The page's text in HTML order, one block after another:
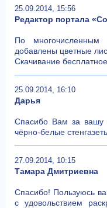
25.09.2014, 15:56
Редактор портала
По многочисленным
добавлены цветные
Скачивание
25.09.2014, 16:10
Дарья
Спасибо Вам за вашу
чёрно-белые
27.09.2014, 10:15
Тамара Дмитриевна
Спасибо! Пользуюсь
с удовольствием